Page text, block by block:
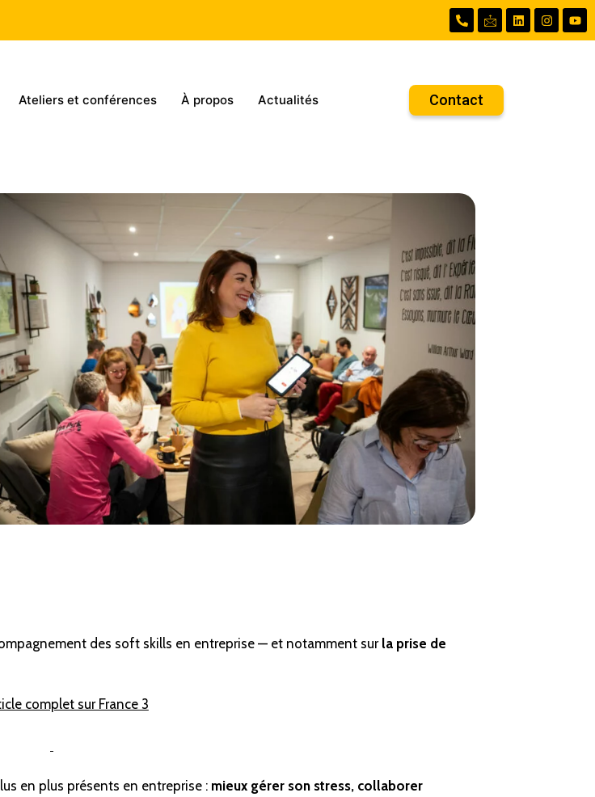
Ateliers et conférences À propos Actualités Contact
des soft skills en entreprise — et notamment sur la prise de
complet sur France 3
en plus présents en entreprise : mieux gérer son stress, collaborer